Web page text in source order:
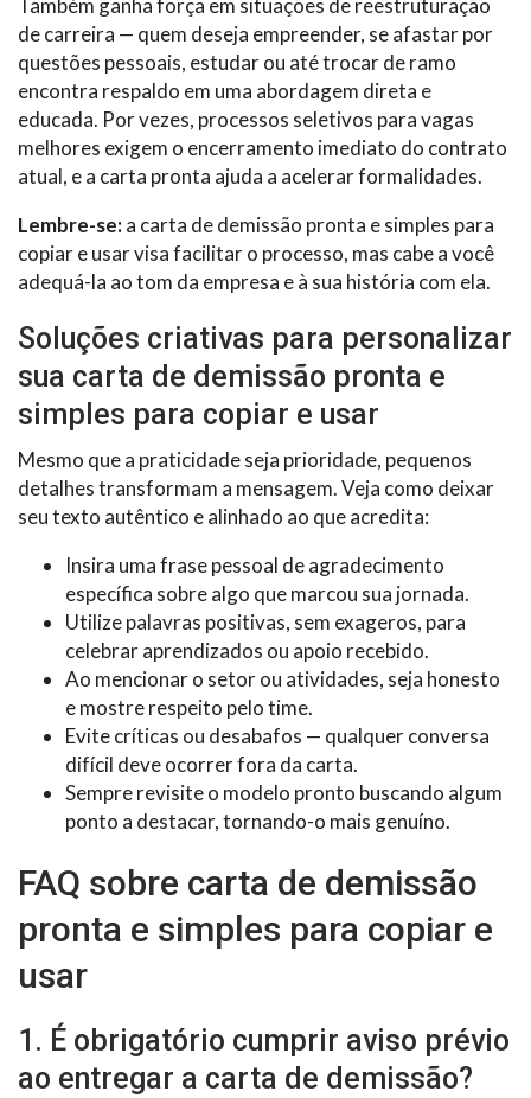
Também ganha força em situações de reestruturação
de carreira — quem deseja empreender, se afastar por
questões pessoais, estudar ou até trocar de ramo
encontra respaldo em uma abordagem direta e
educada. Por vezes, processos seletivos para vagas
melhores exigem o encerramento imediato do contrato
atual, e a carta pronta ajuda a acelerar formalidades.
Lembre-se:a carta de demissão pronta e simples para
copiar e usar visa facilitar o processo, mas cabe a você
adequá-la ao tom da empresa e à sua história com ela.
Soluções criativas para personalizar
sua carta de demissão pronta e
simples para copiar e usar
Mesmo que a praticidade seja prioridade, pequenos
detalhes transformam a mensagem. Veja como deixar
seu texto autêntico e alinhado ao que acredita:
Insira uma frase pessoal de agradecimento
específica sobre algo que marcou sua jornada.
Utilize palavras positivas, sem exageros, para
celebrar aprendizados ou apoio recebido.
Ao mencionar o setor ou atividades, seja honesto
e mostre respeito pelo time.
Evite críticas ou desabafos — qualquer conversa
difícil deve ocorrer fora da carta.
Sempre revisite o modelo pronto buscando algum
ponto a destacar, tornando-o mais genuíno.
FAQ sobre carta de demissão
pronta e simples para copiar e
usar
1. É obrigatório cumprir aviso prévio
ao entregar a carta de demissão?